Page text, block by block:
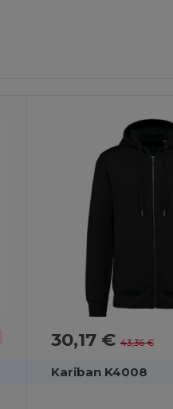
30,17 € 43,36 €
Kariban K4008